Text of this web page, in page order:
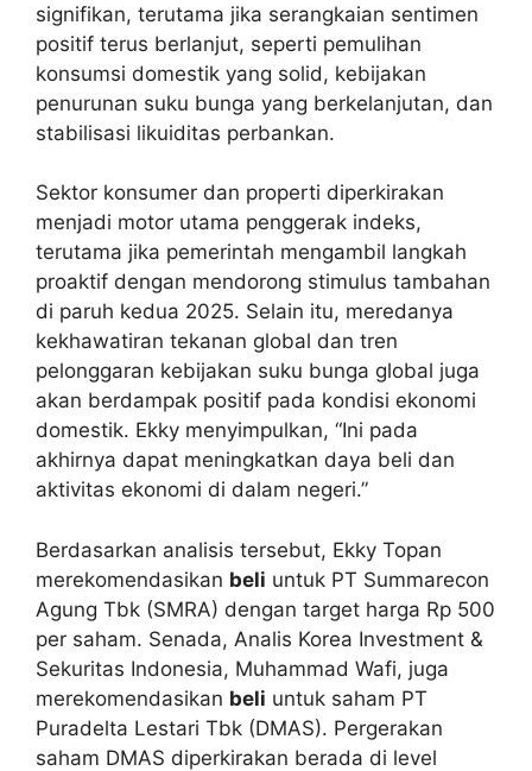
signifikan, terutama jika serangkaian sentimen
positif terus berlanjut, seperti pemulihan
konsumsi domestik yang solid, kebijakan
penurunan suku bunga yang berkelanjutan, dan
stabilisasi likuiditas perbankan.
Sektor konsumer dan properti diperkirakan
menjadi motor utama penggerak indeks,
terutama jika pemerintah mengambil langkah
proaktif dengan mendorong stimulus tambahan
di paruh kedua 2025. Selain itu, meredanya
kekhawatiran tekanan global dan tren
pelonggaran kebijakan suku bunga global juga
akan berdampak positif pada kondisi ekonomi
domestik. Ekky menyimpulkan, “Ini pada
akhirnya dapat meningkatkan daya beli dan
aktivitas ekonomi di dalam negeri.”
Berdasarkan analisis tersebut, Ekky Topan
merekomendasikan beli untuk PT Summarecon
Agung Tbk (SMRA) dengan target harga Rp 500
per saham. Senada, Analis Korea Investment &
Sekuritas Indonesia, Muhammad Wafi, juga
merekomendasikan beli untuk saham PT
Puradelta Lestari Tbk (DMAS). Pergerakan
saham DMAS diperkirakan berada di level